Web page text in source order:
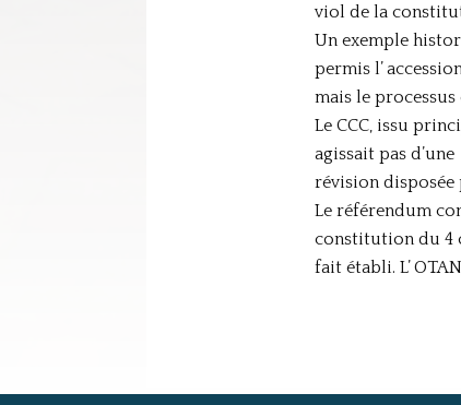
viol de la
Un exemple
permis l’
mais le
Le CCC, issu
agissait pas d’une
révision
Le référendum
constitution du 4
fait établi. L’